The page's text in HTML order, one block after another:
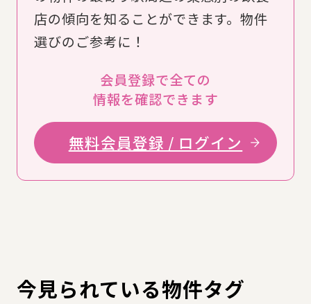
店の傾向を知ることができます。物件
選びのご参考に！
会員登録で全ての
情報を確認できます
無料会員登録 / ログイン
今見られている物件タグ